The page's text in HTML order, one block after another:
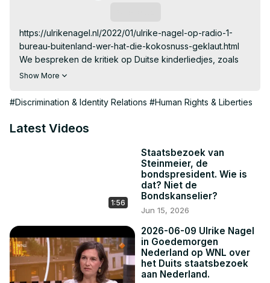
https://ulrikenagel.nl/2022/01/ulrike-nagel-op-radio-1-
bureau-buitenland-wer-hat-die-kokosnuss-geklaut.html
We bespreken de kritiek op Duitse kinderliedjes, zoals
het nummer Wer hat die Kokosnuss geklaut. Journalist
gevolgd. Luister het audiofragment.
Show More
#Discrimination & Identity Relations #Human Rights & Liberties
Latest Videos
1:56
Staatsbezoek van
Steinmeier, de
bondspresident. Wie is
dat? Niet de
Bondskanselier?
Jun 15, 2026
2026-06-09 Ulrike Nagel
in Goedemorgen
Nederland op WNL over
het Duits staatsbezoek
aan Nederland.